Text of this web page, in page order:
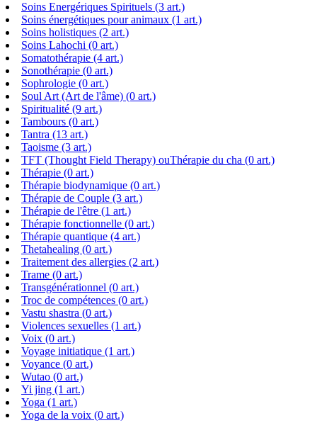
Soins Energériques Spirituels (3 art.)
Soins énergétiques pour animaux (1 art.)
Soins holistiques (2 art.)
Soins Lahochi (0 art.)
Somatothérapie (4 art.)
Sonothérapie (0 art.)
Sophrologie (0 art.)
Soul Art (Art de l'âme) (0 art.)
Spiritualité (9 art.)
Tambours (0 art.)
Tantra (13 art.)
Taoisme (3 art.)
TFT (Thought Field Therapy) ouThérapie du cha (0 art.)
Thérapie (0 art.)
Thérapie biodynamique (0 art.)
Thérapie de Couple (3 art.)
Thérapie de l'être (1 art.)
Thérapie fonctionnelle (0 art.)
Thérapie quantique (4 art.)
Thetahealing (0 art.)
Traitement des allergies (2 art.)
Trame (0 art.)
Transgénérationnel (0 art.)
Troc de compétences (0 art.)
Vastu shastra (0 art.)
Violences sexuelles (1 art.)
Voix (0 art.)
Voyage initiatique (1 art.)
Voyance (0 art.)
Wutao (0 art.)
Yi jing (1 art.)
Yoga (1 art.)
Yoga de la voix (0 art.)